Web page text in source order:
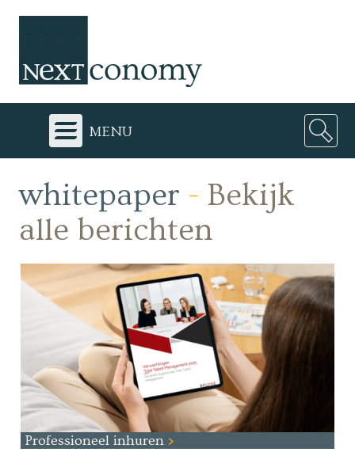
menu
whitepaper - Bekijk
alle berichten
Professioneel inhuren